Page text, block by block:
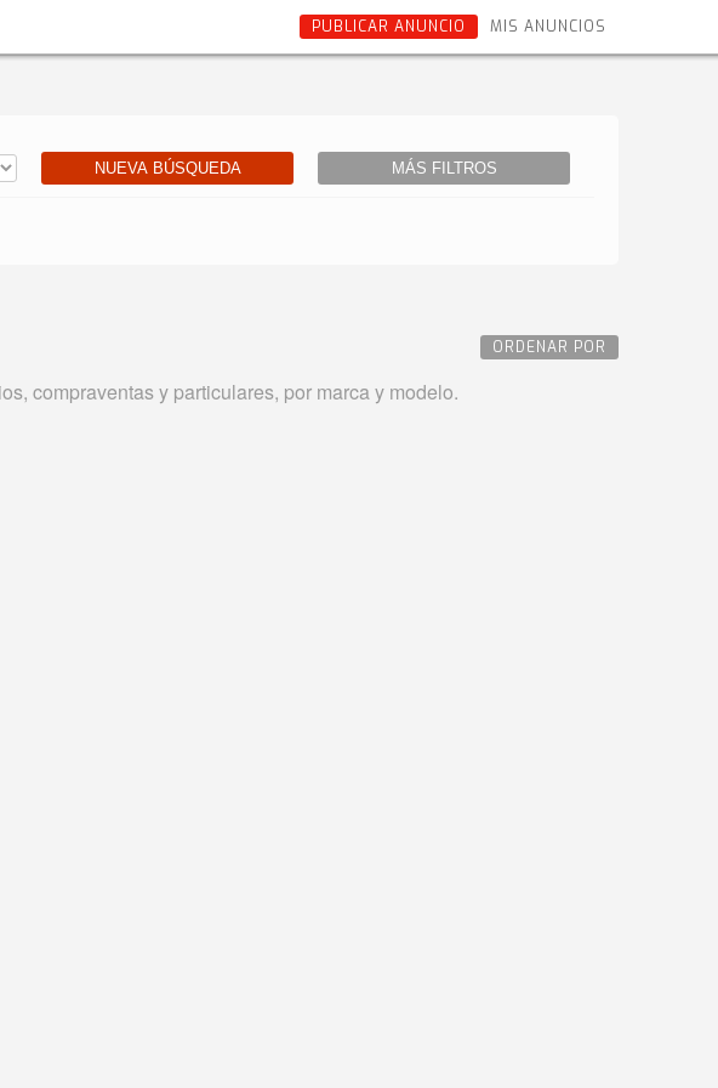
MIS ANUNCIOS
PUBLICAR ANUNCIO
NUEVA BÚSQUEDA MÁS FILTROS
ORDENAR POR
compraventas y particulares, por marca y modelo.